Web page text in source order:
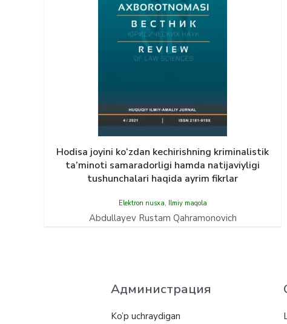
Hodisa joyini kо‘zdan kechirishning kriminalistik
ta’minoti samaradorligi hamda natijaviyligi
tushunchalari haqida ayrim fikrlar
Elektron nusxa, Ilmiy maqola
Abdullayev Rustam Qahramonovich
Администрация
Ko’p uchraydigan